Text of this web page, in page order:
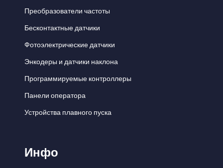
Преобразователи частоты
Бесконтактные датчики
Фотоэлектрические датчики
Энкодеры и датчики наклона
Программируемые контроллеры
Панели оператора
Устройства плавного пуска
Инфо